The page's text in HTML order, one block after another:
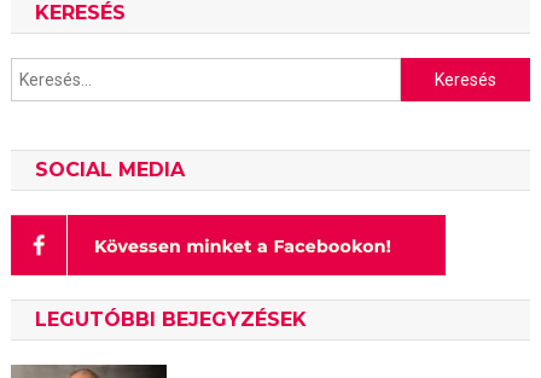
KERESÉS
Keresés:
SOCIAL MEDIA
LEGUTÓBBI BEJEGYZÉSEK